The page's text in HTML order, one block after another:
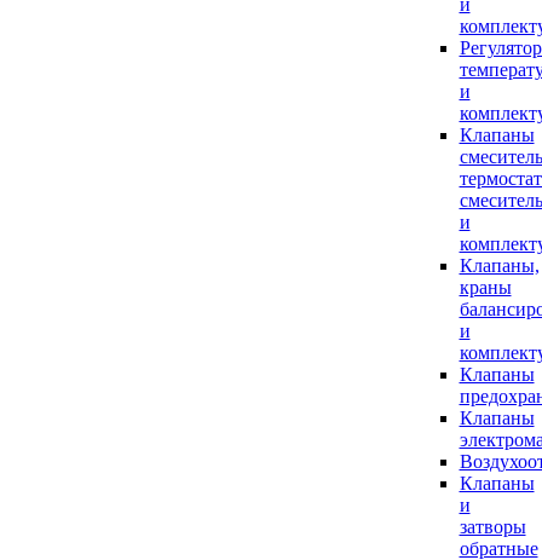
и
и
Клапаны
и
Клапаны,
краны
и
Клапаны
Клапаны
Клапаны
и
затворы
обратные